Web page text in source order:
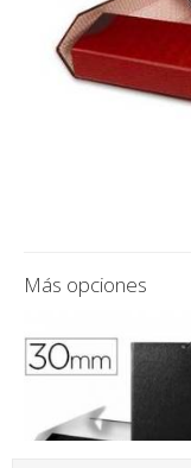
Más opciones